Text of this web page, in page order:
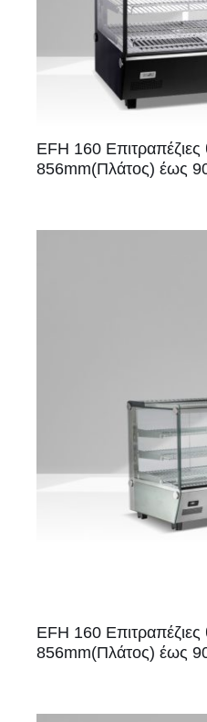
EFH 160 Επιτραπέζιες
856mm(Πλάτος) έως
EFH 160 Επιτραπέζιες
856mm(Πλάτος) έως